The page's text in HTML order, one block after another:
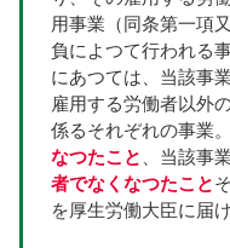
用事業（同条第一項
負によつて行われる
にあつては、当該事
雇用する労働者以外
係るそれぞれの事業
なつたこと 、当該事
者でなくなつたこと
を厚生労働大臣に届